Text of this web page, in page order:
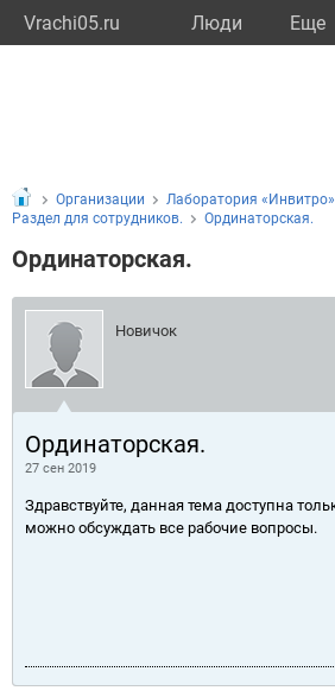
Vrachi05.ru Люди Eще
Организации Лаборатория
Раздел для сотрудников.
Ординаторская.
Ординаторская.
Новичок
Ординаторская.
27 сен 2019
Здравствуйте, данная тема доступна
можно обсуждать все рабочие вопросы.